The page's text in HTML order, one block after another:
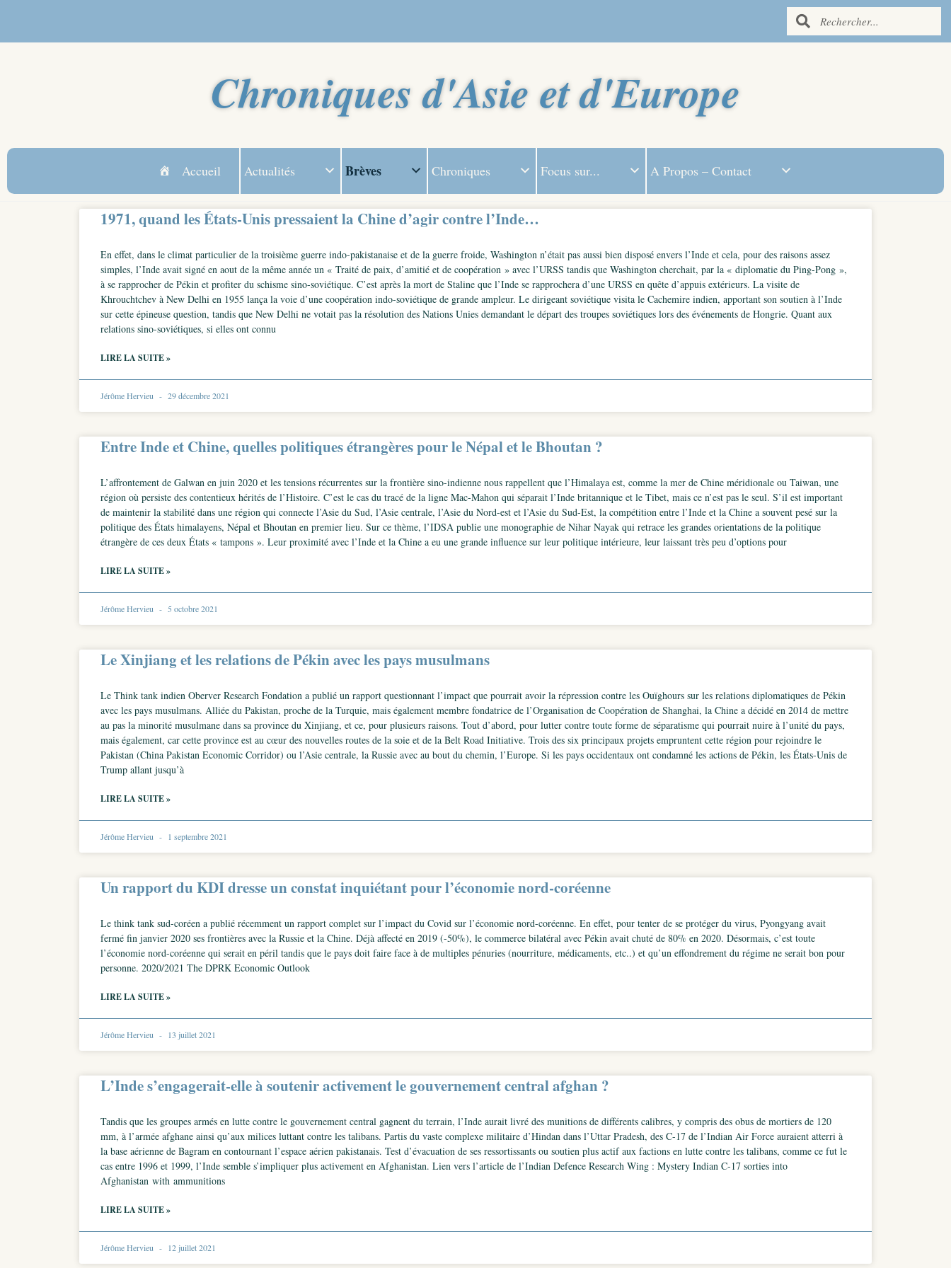
Chroniques d'Asie et d'Europe
Accueil Actualités Brèves Chroniques Focus sur... A Propos – Contact
1971, quand les États-Unis pressaient la Chine d’agir contre l’Inde…
En effet, dans le climat particulier de la troisième guerre indo-pakistanaise et de la guerre froide, Washington n’était pas aussi bien disposé envers l’Inde et cela, pour des raisons assez
simples, l’Inde avait signé en aout de la même année un « Traité de paix, d’amitié et de coopération » avec l’URSS tandis que Washington cherchait, par la « diplomatie du Ping-Pong »,
à se rapprocher de Pékin et profiter du schisme sino-soviétique. C’est après la mort de Staline que l’Inde se rapprochera d’une URSS en quête d’appuis extérieurs. La visite de
Khrouchtchev à New Delhi en 1955 lança la voie d’une coopération indo-soviétique de grande ampleur. Le dirigeant soviétique visita le Cachemire indien, apportant son soutien à l’Inde
sur cette épineuse question, tandis que New Delhi ne votait pas la résolution des Nations Unies demandant le départ des troupes soviétiques lors des événements de Hongrie. Quant aux
relations sino-soviétiques, si elles ont connu
LIRE LA SUITE »
Jérôme Hervieu 29 décembre 2021
Entre Inde et Chine, quelles politiques étrangères pour le Népal et le Bhoutan ?
L’affrontement de Galwan en juin 2020 et les tensions récurrentes sur la frontière sino-indienne nous rappellent que l’Himalaya est, comme la mer de Chine méridionale ou Taiwan, une
région où persiste des contentieux hérités de l’Histoire. C’est le cas du tracé de la ligne Mac-Mahon qui séparait l’Inde britannique et le Tibet, mais ce n’est pas le seul. S’il est important
de maintenir la stabilité dans une région qui connecte l’Asie du Sud, l’Asie centrale, l’Asie du Nord-est et l’Asie du Sud-Est, la compétition entre l’Inde et la Chine a souvent pesé sur la
politique des États himalayens, Népal et Bhoutan en premier lieu. Sur ce thème, l’IDSA publie une monographie de Nihar Nayak qui retrace les grandes orientations de la politique
étrangère de ces deux États « tampons ». Leur proximité avec l’Inde et la Chine a eu une grande influence sur leur politique intérieure, leur laissant très peu d’options pour
LIRE LA SUITE »
Jérôme Hervieu 5 octobre 2021
Le Xinjiang et les relations de Pékin avec les pays musulmans
Le Think tank indien Oberver Research Fondation a publié un rapport questionnant l’impact que pourrait avoir la répression contre les Ouïghours sur les relations diplomatiques de Pékin
avec les pays musulmans. Alliée du Pakistan, proche de la Turquie, mais également membre fondatrice de l’Organisation de Coopération de Shanghai, la Chine a décidé en 2014 de mettre
au pas la minorité musulmane dans sa province du Xinjiang, et ce, pour plusieurs raisons. Tout d’abord, pour lutter contre toute forme de séparatisme qui pourrait nuire à l’unité du pays,
mais également, car cette province est au cœur des nouvelles routes de la soie et de la Belt Road Initiative. Trois des six principaux projets empruntent cette région pour rejoindre le
Pakistan (China Pakistan Economic Corridor) ou l’Asie centrale, la Russie avec au bout du chemin, l’Europe. Si les pays occidentaux ont condamné les actions de Pékin, les États-Unis de
Trump allant jusqu’à
LIRE LA SUITE »
Jérôme Hervieu 1 septembre 2021
Un rapport du KDI dresse un constat inquiétant pour l’économie nord-coréenne
Le think tank sud-coréen a publié récemment un rapport complet sur l’impact du Covid sur l’économie nord-coréenne. En effet, pour tenter de se protéger du virus, Pyongyang avait
fermé fin janvier 2020 ses frontières avec la Russie et la Chine. Déjà affecté en 2019 (-50%), le commerce bilatéral avec Pékin avait chuté de 80% en 2020. Désormais, c’est toute
l’économie nord-coréenne qui serait en péril tandis que le pays doit faire face à de multiples pénuries (nourriture, médicaments, etc..) et qu’un effondrement du régime ne serait bon pour
personne. 2020/2021 The DPRK Economic Outlook
LIRE LA SUITE »
Jérôme Hervieu 13 juillet 2021
L’Inde s’engagerait-elle à soutenir activement le gouvernement central afghan ?
Tandis que les groupes armés en lutte contre le gouvernement central gagnent du terrain, l’Inde aurait livré des munitions de différents calibres, y compris des obus de mortiers de 120
mm, à l’armée afghane ainsi qu’aux milices luttant contre les talibans. Partis du vaste complexe militaire d’Hindan dans l’Uttar Pradesh, des C-17 de l’Indian Air Force auraient atterri à
la base aérienne de Bagram en contournant l’espace aérien pakistanais. Test d’évacuation de ses ressortissants ou soutien plus actif aux factions en lutte contre les talibans, comme ce fut le
cas entre 1996 et 1999, l’Inde semble s’impliquer plus activement en Afghanistan. Lien vers l’article de l’Indian Defence Research Wing : Mystery Indian C-17 sorties into
Afghanistan with ammunitions
LIRE LA SUITE »
Jérôme Hervieu 12 juillet 2021